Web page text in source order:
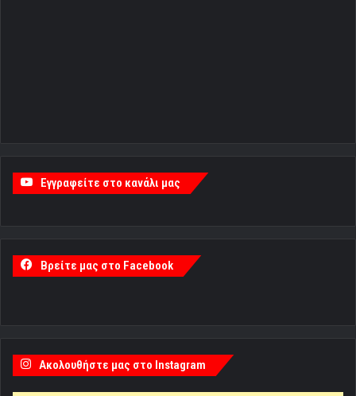
Εγγραφείτε στο κανάλι μας
Βρείτε μας στο Facebook
Ακολουθήστε μας στο Instagram